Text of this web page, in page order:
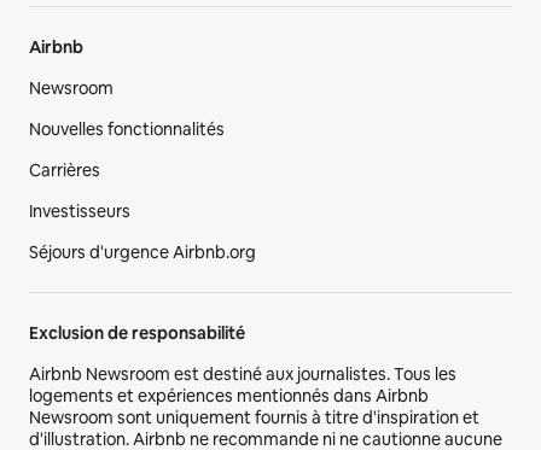
Airbnb
Newsroom
Nouvelles fonctionnalités
Carrières
Investisseurs
Séjours d'urgence Airbnb.org
Exclusion de responsabilité
Airbnb Newsroom est destiné aux journalistes. Tous les
logements et expériences mentionnés dans Airbnb
Newsroom sont uniquement fournis à titre d'inspiration et
d'illustration. Airbnb ne recommande ni ne cautionne aucune